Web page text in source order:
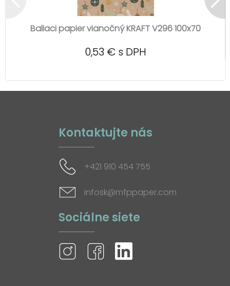
Baliaci papier vianočný KRAFT V296 100x70
0,53 € s DPH
Kontaktujte nás
+421 910 454 755
infosk@mfppaper.com
Sociálne siete